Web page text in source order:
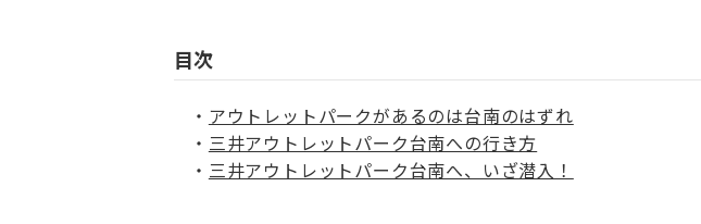
目次
アウトレットパークがあるのは台南のはずれ
三井アウトレットパーク台南への行き方
三井アウトレットパーク台南へ、いざ潜入！